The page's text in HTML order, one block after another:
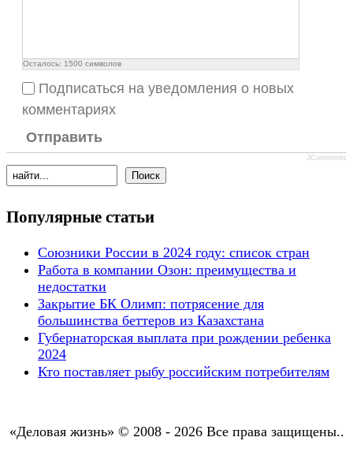
Осталось: 1500 символов
Подписаться на уведомления о новых
комментариях
Отправить
JComments
Популярные статьи
Союзники России в 2024 году: список стран
Работа в компании Озон: преимущества и
недостатки
Закрытие БК Олимп: потрясение для
большинства беттеров из Казахстана
Губернаторская выплата при рождении ребенка
2024
Кто поставляет рыбу российским потребителям
«Деловая жизнь» © 2008 - 2026 Все права защищены..